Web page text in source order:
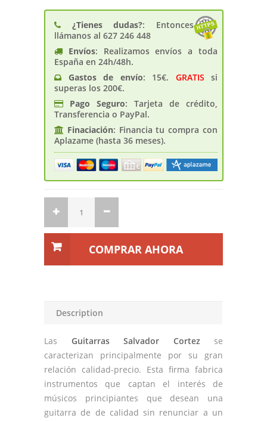
¿Tienes dudas?: Entonces
llámanos al 627 246 448
Envíos: Realizamos envíos a toda
España en 24h/48h.
Gastos de enví­o: 15€. GRATIS si
superas los 200€.
Pago Seguro: Tarjeta de crédito,
Transferencia o PayPal.
Finaciación: Financia tu compra con
Aplazame (hasta 36 meses).
COMPRAR AHORA
Description
Las Guitarras Salvador Cortez se
caracterizan principalmente por su gran
relación calidad-precio. Esta firma fabrica
instrumentos que captan el interés de
músicos principiantes que desean una
guitarra de de calidad sin renunciar a un